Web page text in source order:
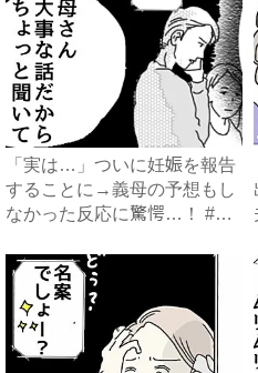
「実は…」ついに妊娠を報告
することに→義母の予想もし
なかった反応に驚愕…！ #